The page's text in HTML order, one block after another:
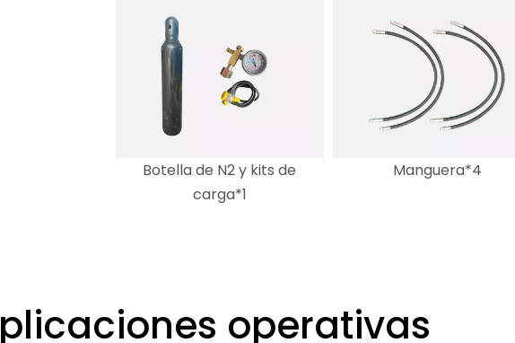
Botella de N2 y kits de
carga*1
Manguera*4
operativas